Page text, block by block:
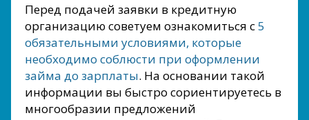
Перед подачей заявки в кредитную
организацию советуем ознакомиться с5
обязательными условиями, которые
необходимо соблюсти при оформлении
займа до зарплаты. На основании такой
информации вы быстро сориентируетесь в
многообразии предложений